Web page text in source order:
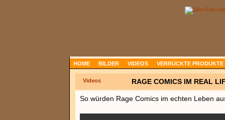
HOME BILDER VIDEOS VERRÜCKTE PRODUKTE
Videos RAGE COMICS IM REAL
So würden Rage Comics im echten Leben